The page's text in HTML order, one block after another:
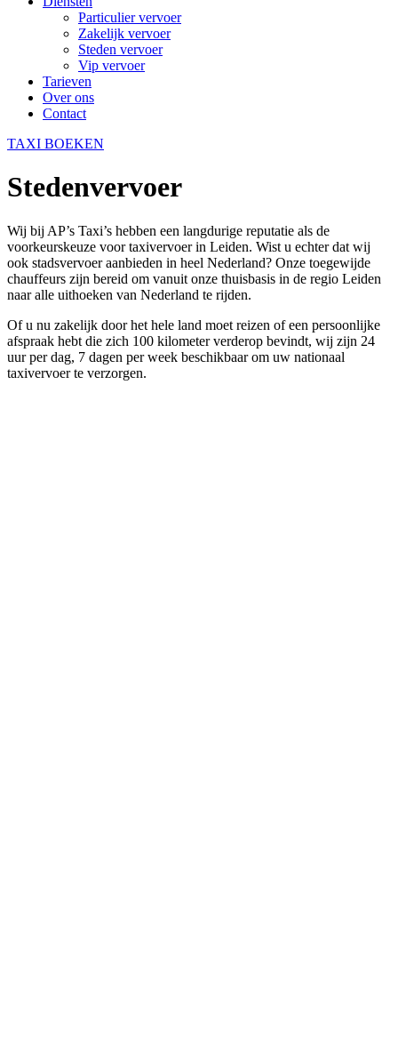
Particulier vervoer
Zakelijk vervoer
Steden vervoer
Vip vervoer
Tarieven
Over ons
Contact
TAXI BOEKEN
Stedenvervoer
Wij bij AP’s Taxi’s hebben een langdurige reputatie als de
voorkeurskeuze voor taxivervoer in Leiden. Wist u echter dat wij
ook stadsvervoer aanbieden in heel Nederland? Onze toegewijde
chauffeurs zijn bereid om vanuit onze thuisbasis in de regio Leiden
naar alle uithoeken van Nederland te rijden.
Of u nu zakelijk door het hele land moet reizen of een persoonlijke
afspraak hebt die zich 100 kilometer verderop bevindt, wij zijn 24
uur per dag, 7 dagen per week beschikbaar om uw nationaal
taxivervoer te verzorgen.